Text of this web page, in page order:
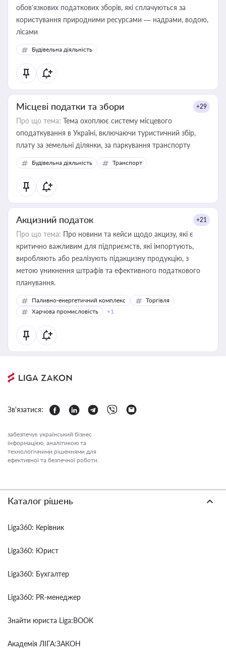
обов’язкових податкових зборів, які сплачуються за
користування природними ресурсами — надрами, водою,
лісами
Будівельна діяльність
Місцеві податки та збори +29
Про що тема: Тема охоплює систему місцевого
оподаткування в Україні, включаючи туристичний збір,
плату за земельні ділянки, за паркування транспорту
Будівельна діяльність Транспорт
Акцизний податок +21
Про що тема: Про новини та кейси щодо акцизу, які є
критично важливим для підприємств, які імпортують,
виробляють або реалізують підакцизну продукцію, з
метою уникнення штрафів та ефективного податкового
планування.
Паливно-енергетичний комплекс
Торгівля
Харчова промисловість
+1
Зв'язатися:
забезпечує український бізнес
інформацією, аналітикою та
технологічними рішеннями для
ефективної та безпечної роботи.
Каталог рішень
Liga360: Керівник
Liga360: Юрист
Liga360: Бухгалтер
Liga360: PR-менеджер
Знайти юриста Liga:BOOK
Академія ЛІГА:ЗАКОН